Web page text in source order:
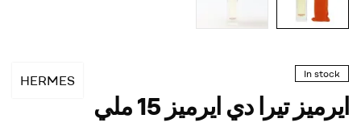
HERMES In stock
ايرميز تيرا دي ايرميز 15 ملي